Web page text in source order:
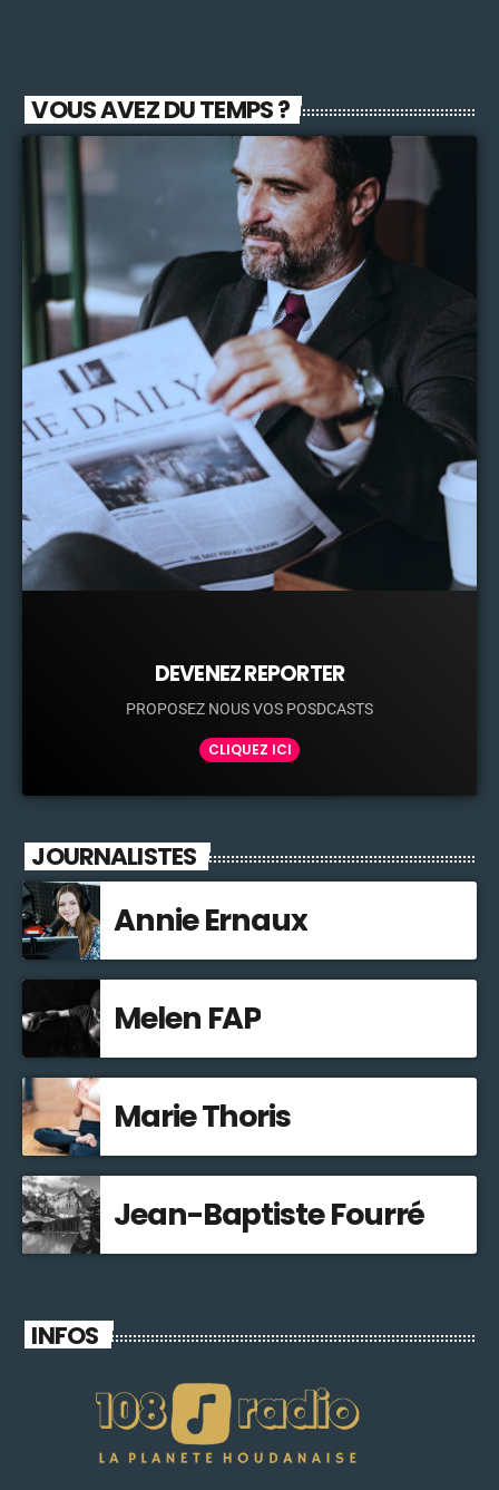
VOUS AVEZ DU TEMPS ?
DEVENEZ REPORTER
PROPOSEZ NOUS VOS POSDCASTS
CLIQUEZ ICI
JOURNALISTES
Annie Ernaux
Melen FAP
Marie Thoris
Jean-Baptiste Fourré
INFOS